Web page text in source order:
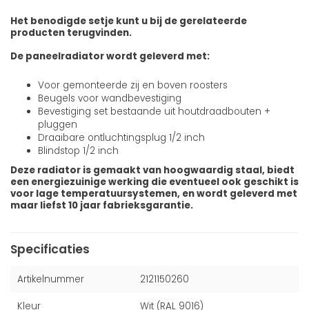
Het benodigde setje kunt u bij de gerelateerde
producten terugvinden.
De paneelradiator wordt geleverd met:
Voor gemonteerde zij en boven roosters
Beugels voor wandbevestiging
Bevestiging set bestaande uit houtdraadbouten +
pluggen
Draaibare ontluchtingsplug 1/2 inch
Blindstop 1/2 inch
Deze radiator is gemaakt van hoogwaardig staal, biedt
een energiezuinige werking die eventueel ook geschikt is
voor lage temperatuursystemen, en wordt geleverd met
maar liefst 10 jaar fabrieksgarantie.
Specificaties
Artikelnummer 2121150260
Kleur Wit (RAL 9016)